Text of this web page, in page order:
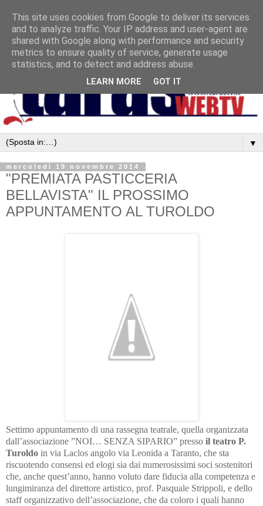
▼
mercoledì 19 novembre 2014
"PREMIATA PASTICCERIA
BELLAVISTA" IL PROSSIMO
APPUNTAMENTO AL TUROLDO
Settimo appuntamento di una rassegna teatrale, quella organizzata
dall’associazione ”NOI… SENZA SIPARIO” presso il teatro P.
Turoldo in via Laclos angolo via Leonida a Taranto, che sta
riscuotendo consensi ed elogi sia dai numerosissimi soci sostenitori
che, anche quest’anno, hanno voluto dare fiducia alla competenza e
lungimiranza del direttore artistico, prof. Pasquale Strippoli, e dello
staff organizzativo dell’associazione, che da coloro i quali hanno
This site uses cookies from Google to deliver its services
and to analyze traffic. Your IP address and user-agent are
shared with Google along with performance and security
metrics to ensure quality of service, generate usage
statistics, and to detect and address abuse.
LEARN MORE GOT IT